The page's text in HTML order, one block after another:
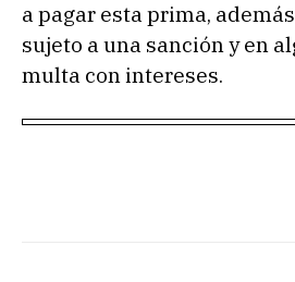
a pagar esta prima,
sujeto a una sanción y en
multa con intereses.